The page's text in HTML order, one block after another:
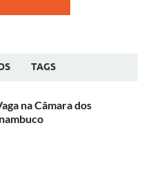
TAGS
na Câmara dos